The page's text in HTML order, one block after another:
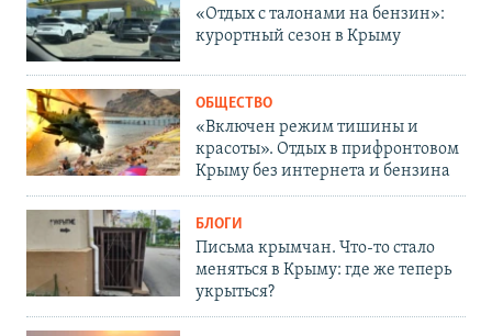
«Отдых с талонами на бензин»:
курортный сезон в Крыму
ОБЩЕСТВО
«Включен режим тишины и
красоты». Отдых в прифронтовом
Крыму без интернета и бензина
БЛОГИ
Письма крымчан. Что-то стало
меняться в Крыму: где же теперь
укрыться?